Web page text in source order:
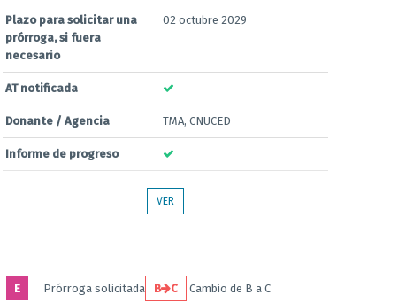
Plazo para solicitar una
prórroga, si fuera
necesario
02 octubre 2029
AT notificada
Donante / Agencia TMA, CNUCED
Informe de progreso
VER
E Prórroga solicitada B C
Cambio de B a C